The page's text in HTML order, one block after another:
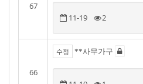
67
11-19 2
66
수정 **사무가구